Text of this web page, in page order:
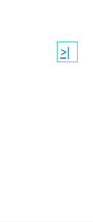
>|